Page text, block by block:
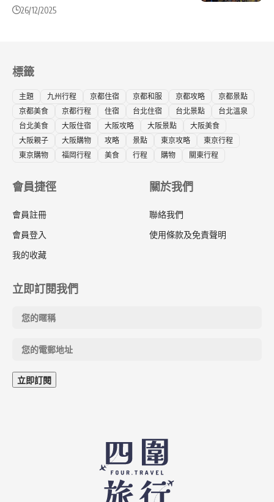
26/12/2025
標籤
主題 九州行程 京都住宿 京都和服 京都攻略
京都景點
京都美食
京都行程 住宿 台北住宿 台北景點
台北溫泉
台北美食
大阪住宿 大阪攻略 大阪景點
大阪美食
大阪親子
大阪購物 攻略 景點 東京攻略
東京行程
東京購物
福岡行程 美食 行程 購物 關東行程
會員捷徑
會員註冊
會員登入
我的收藏
關於我們
聯絡我們
使用條款及免責聲明
立即訂閱我們